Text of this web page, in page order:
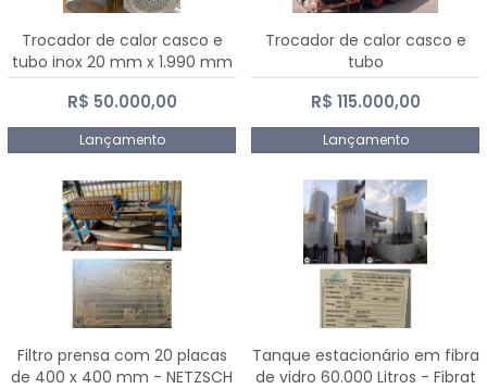
Trocador de calor casco e
tubo inox 20 mm x 1.990 mm
R$ 50.000,00
Lançamento
Trocador de calor casco e
tubo
R$ 115.000,00
Lançamento
Filtro prensa com 20 placas
de 400 x 400 mm - NETZSCH
Tanque estacionário em fibra
de vidro 60.000 Litros - Fibrat